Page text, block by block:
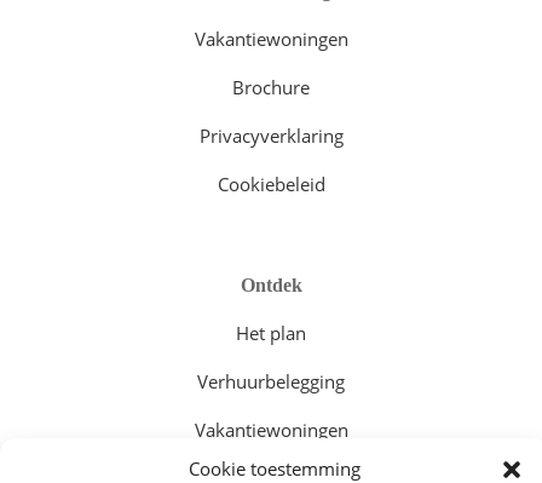
Cookie toestemming
Vakantiewoningen
Brochure
Privacyverklaring
Cookiebeleid
Ontdek
Het plan
Verhuurbelegging
Vakantiewoningen